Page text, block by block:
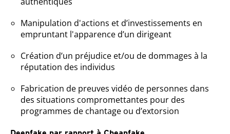
Manipulation d'actions et d’investissements en
empruntant l'apparence d’un dirigeant
Création d’un préjudice et/ou de dommages à la
réputation des individus
Fabrication de preuves vidéo de personnes dans
des situations compromettantes pour des
programmes de chantage ou d’extorsion